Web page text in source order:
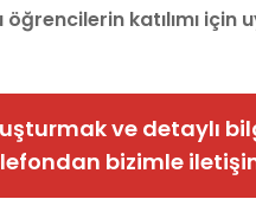
katılımı için
ve detaylı
bizimle